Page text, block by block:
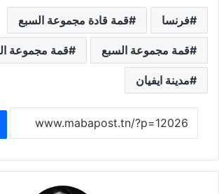
فرنسا قمة قادة مجموعة السبع
قمة مجموعة السبع قمة مجموعة
مدينة ايفيان